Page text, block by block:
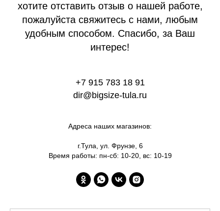
хотите отставить отзыв о нашей работе,
пожалуйста свяжитесь с нами, любым
удобным способом. Спасибо, за Ваш
интерес!
+7 915 783 18 91
dir@bigsize-tula.ru
Адреса наших магазинов:
г.Тула, ул. Фрунзе, 6
Время работы: пн-сб: 10-20, вс: 10-19